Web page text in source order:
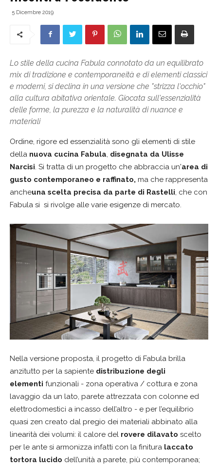
5 Dicembre 2019
Lo stile della cucina Fabula connotato da un equilibrato
mix di tradizione e contemporaneità e di elementi classici
e moderni, si declina in una versione che "strizza l'occhio"
alla cultura abitativa orientale. Giocata sull'essenzialità
delle forme, la purezza e la naturalità di nuance e
materiali
Ordine, rigore ed essenzialità sono gli elementi di stile
della nuova cucina Fabula, disegnata da Ulisse
Narcisi. Si tratta di un progetto che abbraccia un'area di
gusto contemporaneo e raffinato, ma che rappresenta
ancheuna scelta precisa da parte di Rastelli, che con
Fabula si si rivolge alle varie esigenze di mercato.
Nella versione proposta, il progetto di Fabula brilla
anzitutto per la sapiente distribuzione degli
elementi funzionali - zona operativa / cottura e zona
lavaggio da un lato, parete attrezzata con colonne ed
elettrodomestici a incasso dell’altro - e per l’equilibrio
quasi zen creato dal pregio dei materiali abbinato alla
linearità dei volumi: il calore del rovere dilavato scelto
per le ante si armonizza infatti con la finitura laccato
tortora lucido dell’unità a parete, più contemporanea;